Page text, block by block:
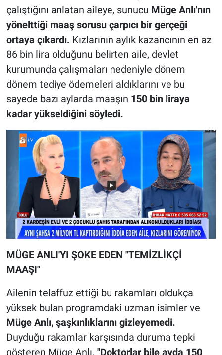
çalıştığını anlatan aileye, sunucu Müge Anlı'nın
yönelttiği maaş sorusu çarpıcı bir gerçeği
ortaya çıkardı. Kızlarının aylık kazancının en az
86 bin lira olduğunu belirten aile, devlet
kurumunda çalışmaları nedeniyle dönem
dönem tediye ödemeleri aldıklarını ve bu
sayede bazı aylarda maaşın 150 bin liraya
kadar yükseldiğini söyledi.
MÜGE ANLI'YI ŞOKE EDEN "TEMİZLİKÇİ
MAAŞI"
Ailenin telaffuz ettiği bu rakamları oldukça
yüksek bulan programdaki uzman isimler ve
Müge Anlı, şaşkınlıklarını gizleyemedi.
Duyduğu rakamlar karşısında duruma tepki
gösteren Müge Anlı, "Doktorlar bile ayda 150